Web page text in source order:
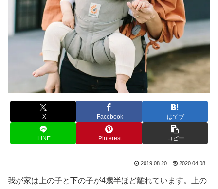
X Facebook はてブ
LINE Pinterest コピー
2019.08.20 2020.04.08
我が家は上の子と下の子が4歳半ほど離れています。上の